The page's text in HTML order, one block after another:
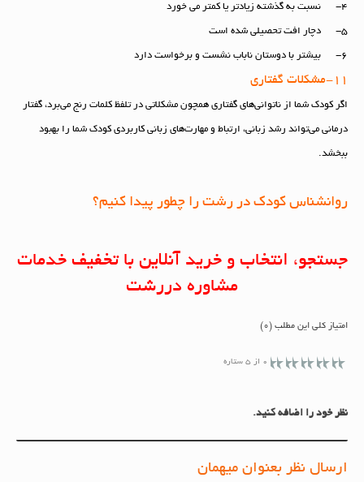
اگر کودک شما از ناتوانی‌های گفتاری همچون مشکلاتی در تلفظ کلمات رنج می‌برد، گفتار
درمانی می‌تواند رشد زبانی، ارتباط و مهارت‌های زبانی کاربردی کودک شما را بهبود
ببخشد.
روانشناس کودک در رشت را چطور پیدا کنیم؟
جستجو، انتخاب و خرید آنلاین با تخفیف خدمات
مشاوره دررشت
امتیاز کلی این مطلب (0)
0 از 5 ستاره
نظر خود را اضافه کنید.
ارسال نظر بعنوان میهمان